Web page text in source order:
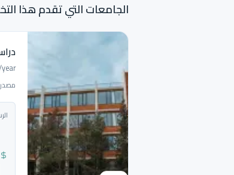
الجامعات التي تقدم هذا
مصدر PDF